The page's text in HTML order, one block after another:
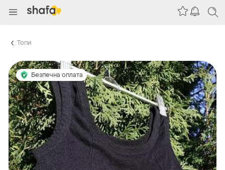
Топи
Безпечна оплата